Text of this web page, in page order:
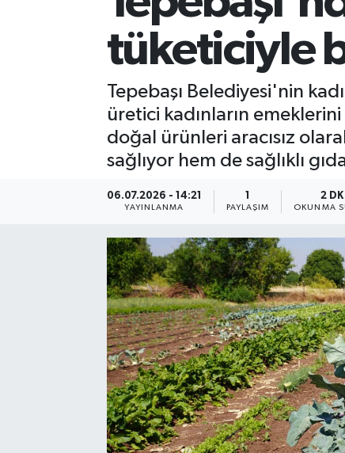
tüketiciyle
Tepebaşı Belediyesi'nin
üretici kadınların
doğal ürünleri aracısız
sağlıyor hem de sağlıklı
06.07.2026 - 14:21
YAYINLANMA PAYLAŞIM
2 DK
OKUNMA